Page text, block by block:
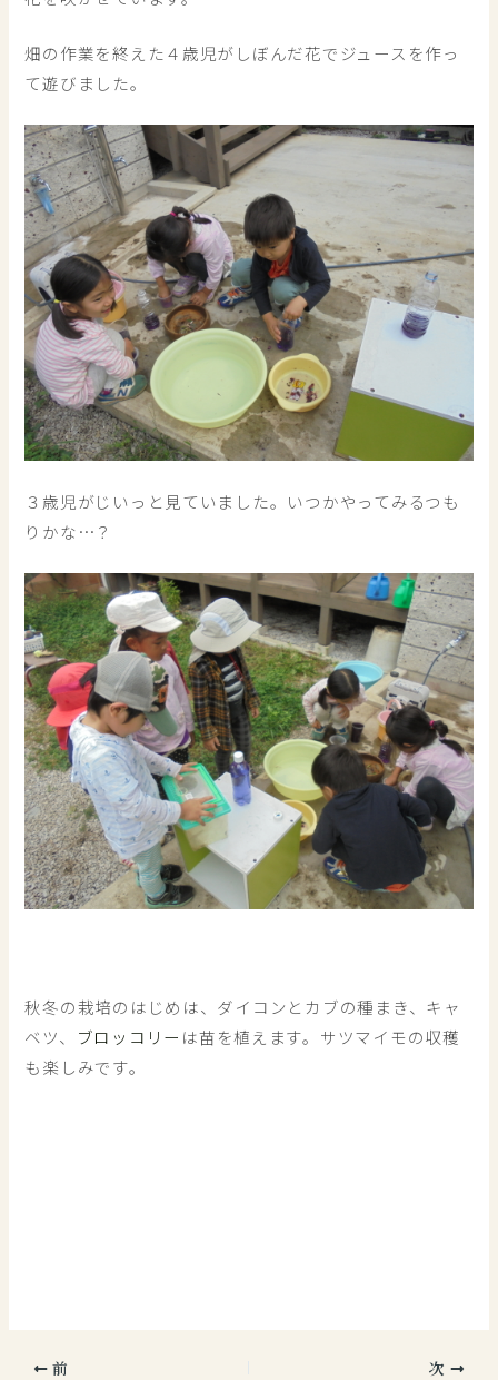
畑の作業を終えた４歳児がしぼんだ花でジュースを作っ
て遊びました。
３歳児がじいっと見ていました。いつかやってみるつも
りかな…？
秋冬の栽培のはじめは、ダイコンとカブの種まき、キャ
ベツ、
ブロッコリー は苗を植えます。サツマイモの収穫
も楽しみです。
前 次